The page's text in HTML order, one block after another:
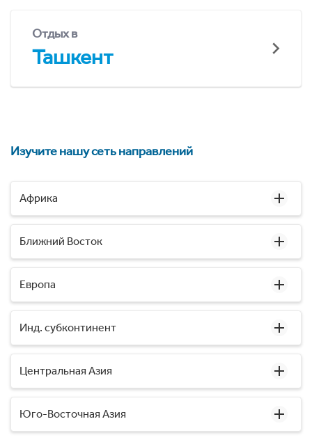
Отдых в
Ташкент
Изучите нашу сеть направлений
Африка
Ближний Восток
Европа
Инд. субконтинент
Центральная Азия
Юго-Восточная Азия